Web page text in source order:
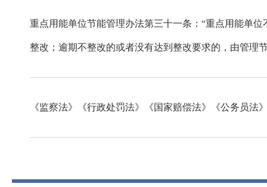
重点用能单位节能管理办法第三十一条：“重点用能单
整改；逾期不整改的或者没有达到整改要求的，由管理
《监察法》《行政处罚法》《国家赔偿法》《公务员